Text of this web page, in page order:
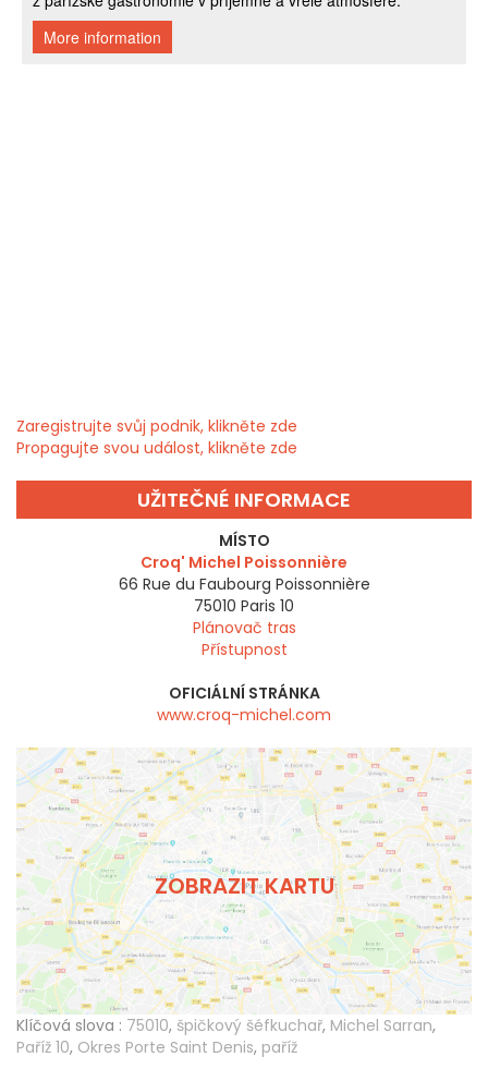
Zaregistrujte svůj podnik, klikněte zde
Propagujte svou událost, klikněte zde
UŽITEČNÉ INFORMACE
MÍSTO
Croq' Michel Poissonnière
66 Rue du Faubourg Poissonnière
75010 Paris 10
Plánovač tras
Přístupnost
OFICIÁLNÍ STRÁNKA
www.croq-michel.com
ZOBRAZIT KARTU
Klíčová slova : 75010, špičkový šéfkuchař, Michel Sarran,
Paříž 10, Okres Porte Saint Denis, paříž